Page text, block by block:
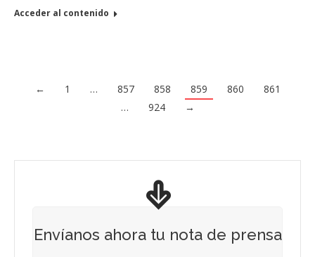
Acceder al contenido
← 1 … 857 858 859 860
861
…
924 →
Envíanos ahora tu nota de prensa